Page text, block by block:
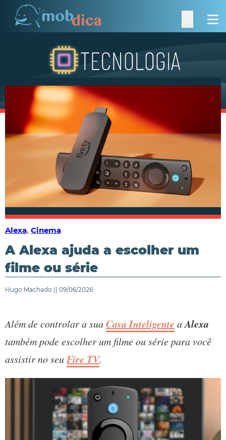
Alexa, Cinema
A Alexa ajuda a escolher um
filme ou série
Hugo Machado || 09/06/2026
Além de controlar a suaCasa Inteligente aAlexa
também pode escolher um filme ou série para você
assistir no seuFire TV.